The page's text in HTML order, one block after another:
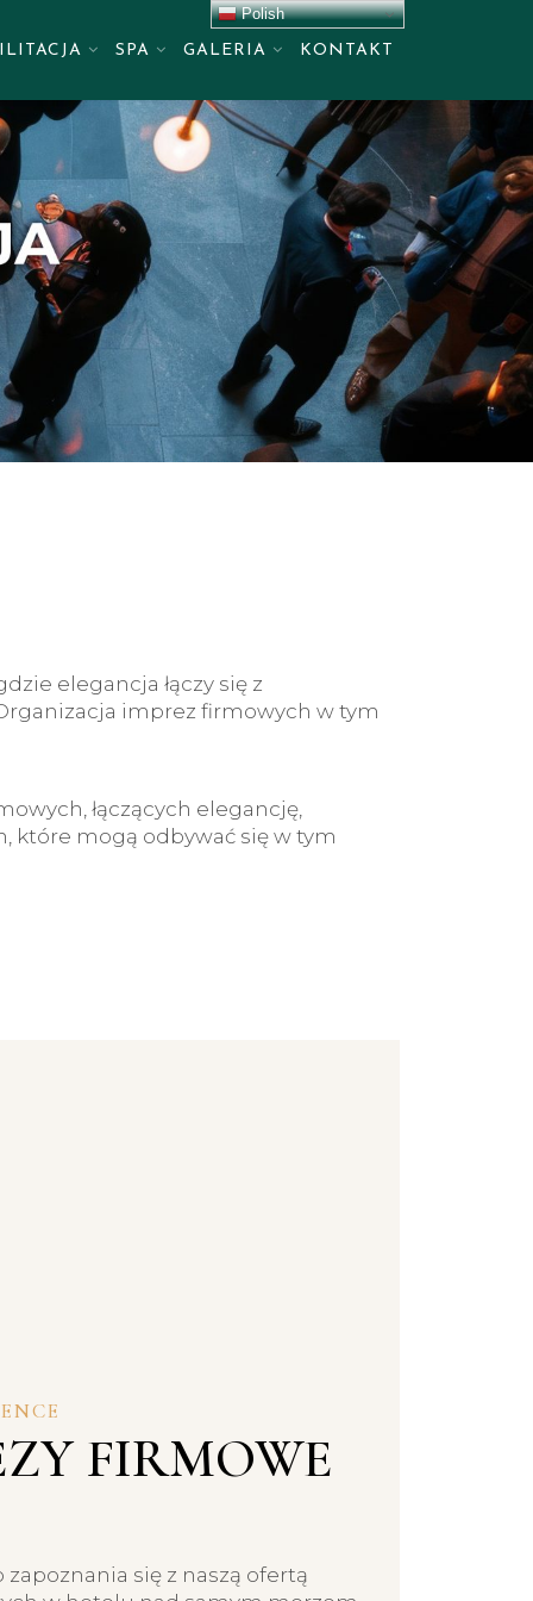
SPA GALERIA KONTAKT
elegancja łączy się z
imprez firmowych w tym
łączących elegancję,
które mogą odbywać się w tym
FIRMOWE
zapoznania się z naszą ofertą
Polish